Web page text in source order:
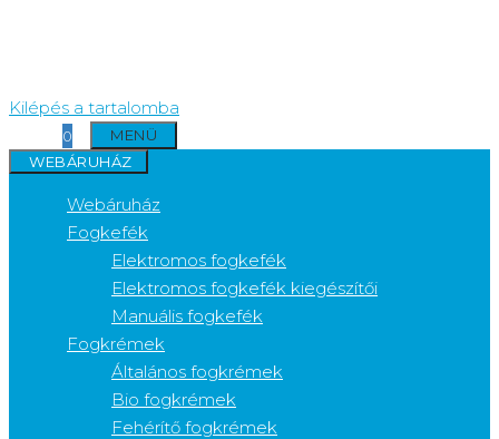
Kilépés a tartalomba
0
MENÜ
WEBÁRUHÁZ
Webáruház
Fogkefék
Elektromos fogkefék
Elektromos fogkefék kiegészítői
Manuális fogkefék
Fogkrémek
Általános fogkrémek
Bio fogkrémek
Fehérítő fogkrémek